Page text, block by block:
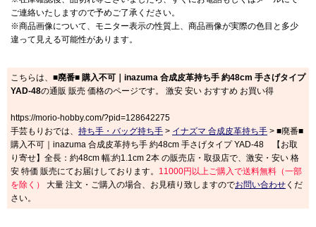
ご連絡いたしますので予めご了承ください。
※商品画像について、モニター表示の性質上、商品画像が実際の色目と多少
違って見える可能性があります。
こちらは、 ■廃番■ 購入不可｜inazuma 合成皮革持ち手 約48cm 手さげタイプ
YAD-48の通販 販売 価格のページです。 激安 安い おすすめ お買い得
https://morio-hobby.com/?pid=128642275
手芸もりおでは、 持ち手・バッグ持ち手 > イナズマ 合成皮革持ち手 > ■廃番■
購入不可｜inazuma 合成皮革持ち手 約48cm 手さげタイプ YAD-48 【お取
り寄せ】全長：約48cm 幅:約1.1cm 2本 の販売店・取扱店で、激安・安い 格
安 特価 販売にてお届けしております。 11000円以上ご購入で送料無料（一部
を除く）
大量 注文・ご購入の場合、お見積り致しますのでお問い合わせ くだ
さい。